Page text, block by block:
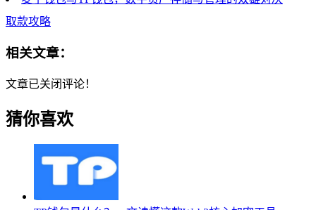
取款攻略
相关文章：
文章已关闭评论！
猜你喜欢